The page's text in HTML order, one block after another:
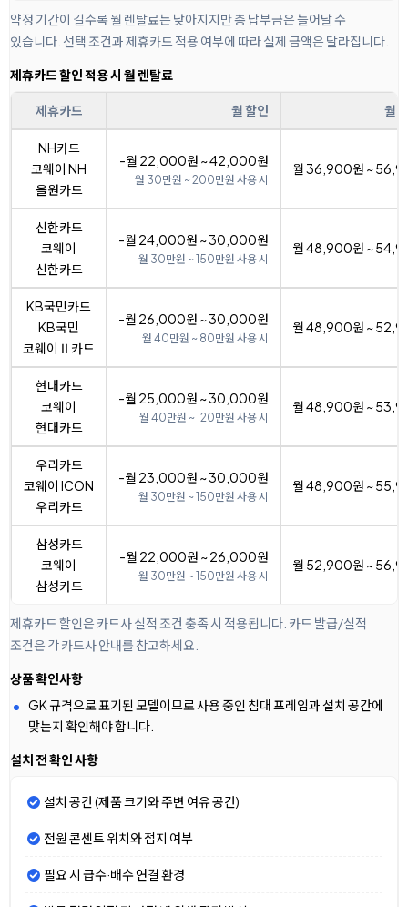
약정 기간이 길수록 월 렌탈료는 낮아지지만 총 납부금은 늘어날 수
있습니다. 선택 조건과 제휴카드 적용 여부에 따라 실제 금액은 달라집니다.
제휴카드 할인 적용 시 월 렌탈료
제휴카드 월 할인 월
NH카드
코웨이 NH
올원카드
-월 22,000원 ~ 42,000원
월 30만원 ~ 200만원 사용 시
월 36,900원 ~
신한카드
코웨이
신한카드
-월 24,000원 ~ 30,000원
월 30만원 ~ 150만원 사용 시
월 48,900원 ~
KB국민카드
KB국민
코웨이Ⅱ카드
-월 26,000원 ~ 30,000원
월 40만원 ~ 80만원 사용 시
월 48,900원 ~
현대카드
코웨이
현대카드
-월 25,000원 ~ 30,000원
월 40만원 ~ 120만원 사용 시
월 48,900원 ~
우리카드
코웨이 ICON
우리카드
-월 23,000원 ~ 30,000원
월 30만원 ~ 150만원 사용 시
월 48,900원 ~
삼성카드
코웨이
삼성카드
-월 22,000원 ~ 26,000원
월 30만원 ~ 150만원 사용 시
월 52,900원 ~
제휴카드 할인은 카드사 실적 조건 충족 시 적용됩니다. 카드 발급/실적
조건은 각 카드사 안내를 참고하세요.
상품 확인사항
GK 규격으로 표기된 모델이므로 사용 중인 침대 프레임과 설치 공간에
맞는지 확인해야 합니다.
설치 전 확인 사항
설치 공간 (제품 크기와 주변 여유 공간)
전원 콘센트 위치와 접지 여부
필요 시 급수·배수 연결 환경